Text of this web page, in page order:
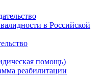
в Российской
помощь)
реабилитации